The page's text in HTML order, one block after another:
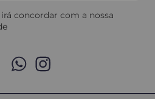
concordar com a nossa